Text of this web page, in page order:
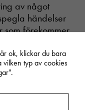
av något
händelser
som förekommer
ok, klickar du bara
vilken typ av cookies